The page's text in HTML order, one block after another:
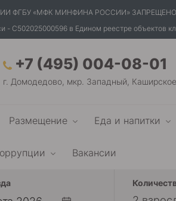
ФГБУ «МФК МИНФИНА РОССИИ» ЗАПРЕЩЕНО
- С502025000596 в Едином реестре объектов
+7 (495) 004-08-01
г. Домодедово, мкр. Западный,
Размещение Еда и напитки
Вакансии